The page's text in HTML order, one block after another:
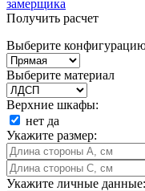
замерщика
Получить расчет
Выберите
Выберите материал
Верхние шкафы:
нет да
Укажите размер:
Укажите личные данные: